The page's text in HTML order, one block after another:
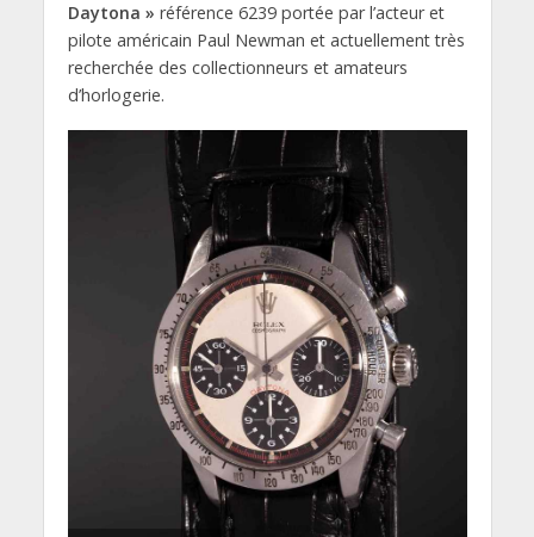
Daytona » référence 6239 portée par l’acteur et
pilote américain Paul Newman et actuellement très
recherchée des collectionneurs et amateurs
d’horlogerie.